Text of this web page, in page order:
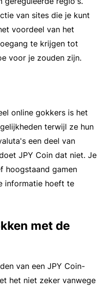
van sites die je kunt
voordeel van het
te krijgen tot
voor je zouden zijn.
online gokkers is het
terwijl ze hun
een deel van
JPY Coin dat niet. Je
hoogstaand gamen
informatie hoeft te
van een JPY Coin-
het niet zeker vanwege